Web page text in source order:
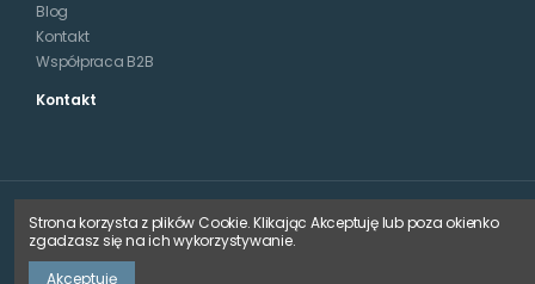
Blog
Kontakt
Współpraca B2B
Kontakt
© 2025 aleksander-print.com
Strona korzysta z plików Cookie. Klikając Akceptuję lub poza okienko
zgadzasz się na ich wykorzystywanie.
Akceptuję